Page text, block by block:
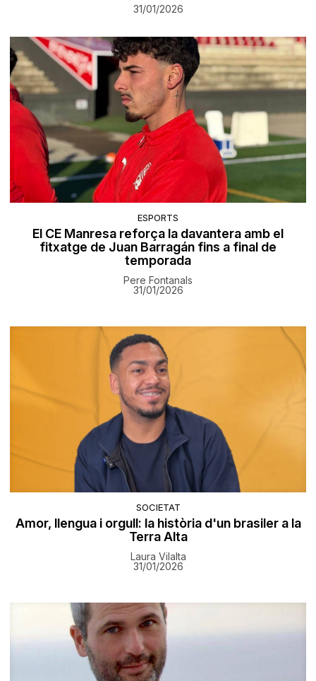
31/01/2026
ESPORTS
El CE Manresa reforça la davantera amb el
fitxatge de Juan Barragán fins a final de
temporada
Pere Fontanals
31/01/2026
SOCIETAT
Amor, llengua i orgull: la història d'un brasiler a la
Terra Alta
Laura Vilalta
31/01/2026